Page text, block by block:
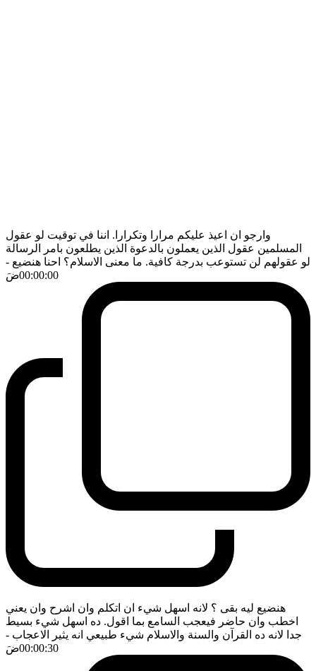
وارجو ان اعيذ عليكم مرارا وتكرارا. اننا في توقيت لو عقول
المسلمين عقول الذين يعملون بالدعوة الذين يطلعون بامر الرسالة
لو عقولهم لن تستوعب بدرجة كافية. ما معنى الاسلام؟ احنا هنضيع -
00:00:00ضَ
هنضيع ليه بقى ؟ لانه اسهل شيء ان اتكلم وان اشرح وان يعني
اخطب وان حاضر فيعجب السامع بما اقول. ده اسهل شيء بسيط
جدا لانه ده القرآن والسنة والاسلام شيء طبيعي انه يثير الاعجاب -
00:00:30ضَ